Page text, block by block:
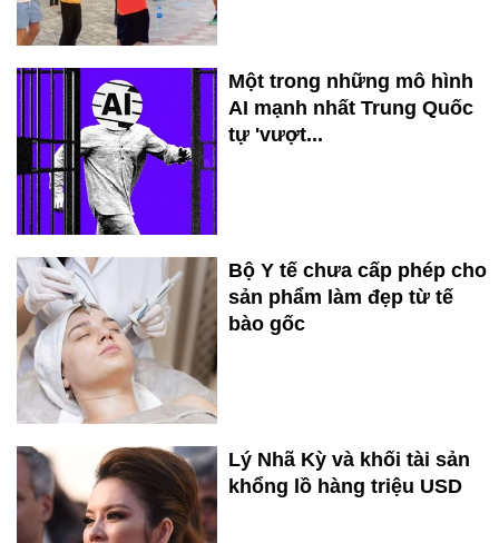
Một trong những mô hình
AI mạnh nhất Trung Quốc
tự 'vượt...
Bộ Y tế chưa cấp phép cho
sản phẩm làm đẹp từ tế
bào gốc
Lý Nhã Kỳ và khối tài sản
khổng lồ hàng triệu USD